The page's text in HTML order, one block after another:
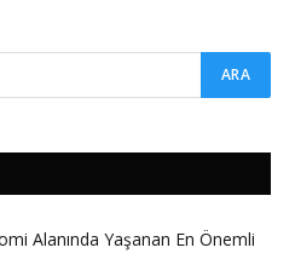
Alanında Yaşanan En Önemli